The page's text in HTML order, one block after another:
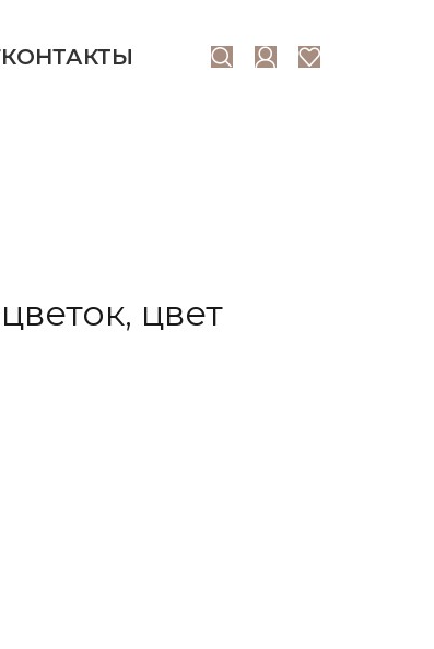
КОНТАКТЫ
цвет